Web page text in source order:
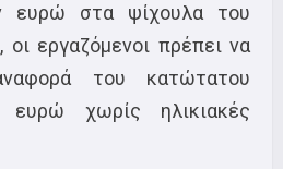
ευρώ στα ψίχουλα του
εργαζόμενοι πρέπει να
του κατώτατου
χωρίς ηλικιακές